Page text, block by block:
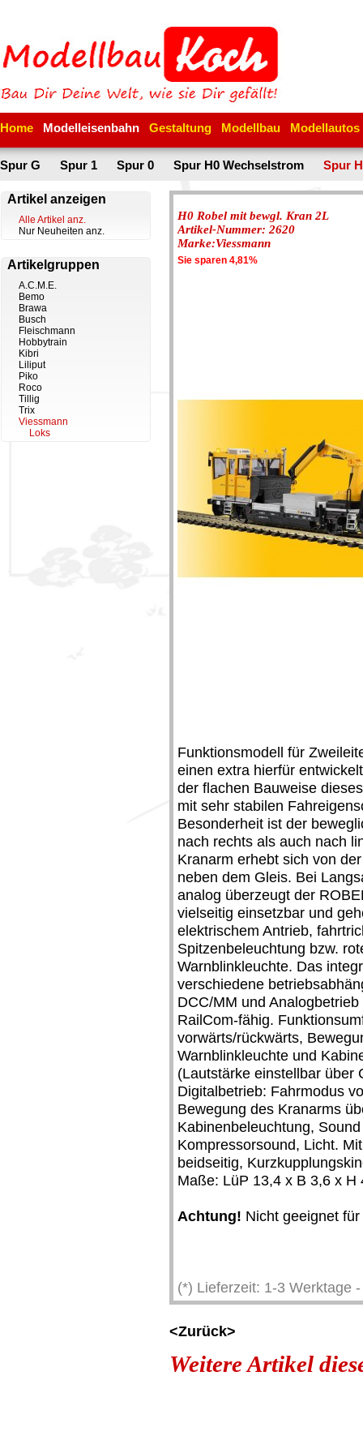
Home Modelleisenbahn Gestaltung Modellbau Modellautos
Spur G Spur 1 Spur 0 Spur H0 Wechselstrom Spur
Artikel anzeigen
Alle Artikel anz.
Nur Neuheiten anz.
Artikelgruppen
A.C.M.E.
Bemo
Brawa
Busch
Fleischmann
Hobbytrain
Kibri
Liliput
Piko
Roco
Tillig
Trix
Viessmann
Loks
H0 Robel mit bewgl. Kran 2L
Artikel-Nummer: 2620
Marke:Viessmann
Sie sparen 4,81%
Funktionsmodell für
einen extra hierfür
der flachen Bauweise
mit sehr stabilen
Besonderheit ist der
nach rechts als auch nach
Kranarm erhebt sich von
neben dem Gleis. Bei
analog überzeugt der
vielseitig einsetzbar und
elektrischem Antrieb,
Spitzenbeleuchtung bzw.
Warnblinkleuchte. Das
verschiedene
DCC/MM und
RailCom-fähig.
vorwärts/rückwärts,
Warnblinkleuchte und
(Lautstärke einstellbar über
Digitalbetrieb: Fahrmodus
Bewegung des Kranarms
Kabinenbeleuchtung,
Kompressorsound, Licht.
beidseitig,
Maße: LüP 13,4 x B 3,6 x H
Achtung! Nicht geeignet
(*) Lieferzeit: 1-3 Werktage
<Zurück>
Weitere Artikel